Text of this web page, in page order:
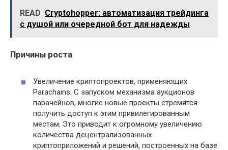
READ Cryptohopper: автоматизация трейдинга
с душой или очередной бот для надежды
Причины роста
Увеличение криптопроектов, применяющих
Parachains. С запуском механизма аукционов
парачейнов, многие новые проекты стремятся
получить доступ к этим привилегированным
местам. Это приводит к огромному увеличению
количества децентрализованных
криптоприложений и решений, построенных на базе